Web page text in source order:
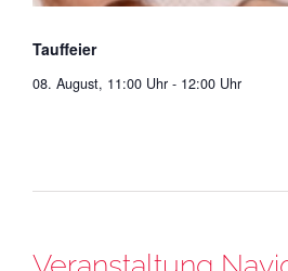
Tauffeier
08. August, 11:00 Uhr - 12:00 Uhr
Veranstaltung